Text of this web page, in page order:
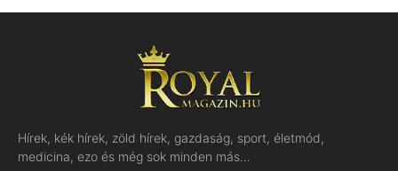
Hírek, kék hírek, zöld hírek, gazdaság, sport, életmód,
medicina, ezo és még sok minden más…